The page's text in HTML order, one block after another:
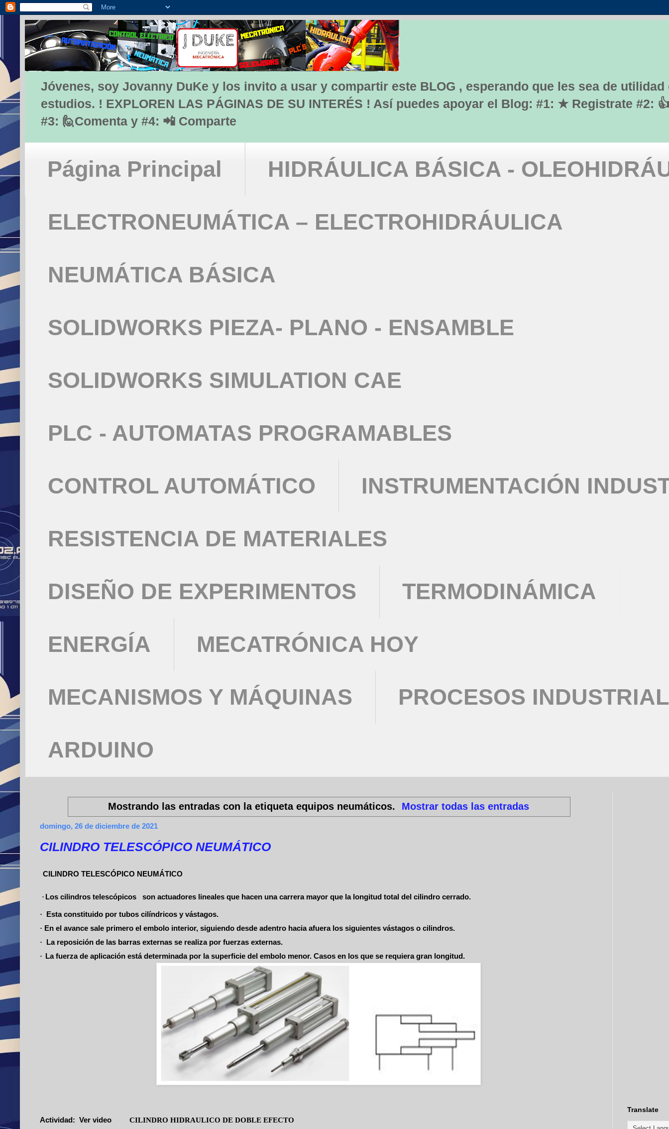
Jóvenes, soy Jovanny DuKe y los invito a usar y compartir este BLOG , esperando que les sea de utilidad
estudios. ! EXPLOREN LAS PÁGINAS DE SU INTERÉS ! Así puedes apoyar el Blog: #1: ★ Registrate #2:
#3: 🙋Comenta y #4: 📲 Comparte
Página Principal HIDRÁULICA BÁSICA -
ELECTRONEUMÁTICA – ELECTROHIDRÁULICA
NEUMÁTICA BÁSICA
SOLIDWORKS PIEZA- PLANO - ENSAMBLE
SOLIDWORKS SIMULATION CAE
PLC - AUTOMATAS PROGRAMABLES
CONTROL AUTOMÁTICO INSTRUMENTACIÓN
RESISTENCIA DE MATERIALES
DISEÑO DE EXPERIMENTOS TERMODINÁMICA
ENERGÍA MECATRÓNICA HOY
MECANISMOS Y MÁQUINAS PROCESOS
ARDUINO
Mostrando las entradas con la etiqueta equipos neumáticos. Mostrar todas las entradas
domingo, 26 de diciembre de 2021
CILINDRO TELESCÓPICO NEUMÁTICO
CILINDRO TELESCÓPICO NEUMÁTICO
· Los cilindros telescópicos son actuadores lineales que hacen una carrera mayor que la longitud total del cilindro cerrado.
·
Esta constituido por tubos cilíndricos y vástagos.
· En el avance sale primero el embolo interior, siguiendo desde adentro hacia afuera los siguientes vástagos o cilindros.
·
La reposición de las barras externas se realiza por fuerzas externas.
·
La fuerza de aplicación está determinada por la superficie del embolo menor. Casos en los que se requiera gran longitud.
Actividad: Ver video
CILINDRO HIDRAULICO DE DOBLE EFECTO
Translate